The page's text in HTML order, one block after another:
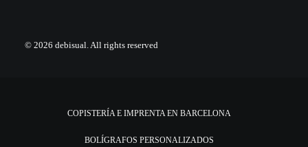
© 2026 debisual.All rights reserved
COPISTERÍA E IMPRENTA EN BARCELONA
BOLÍGRAFOS PERSONALIZADOS